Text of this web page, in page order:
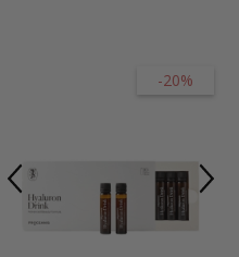
-20%